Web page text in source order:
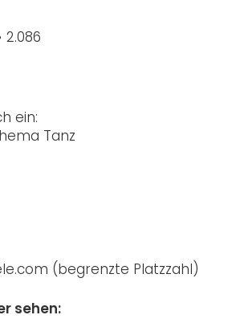
2.086
ein:
Tanz
(begrenzte Platzzahl)
sehen: